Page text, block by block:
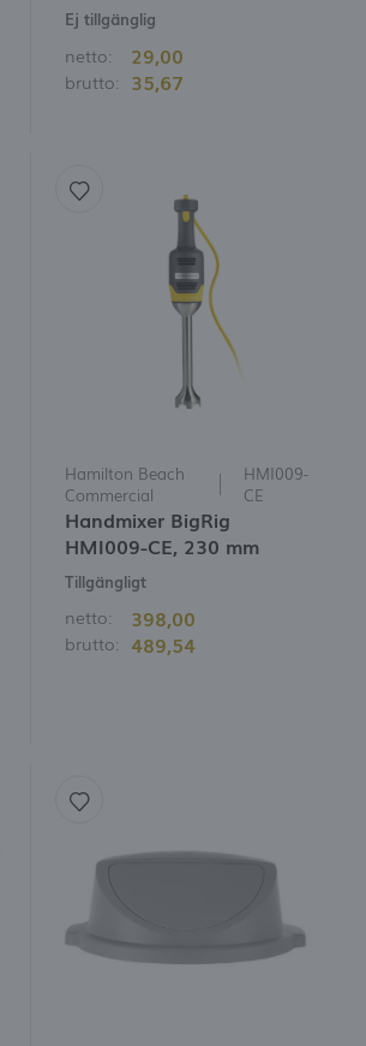
Ej tillgänglig
netto: 29,00
brutto: 35,67
Hamilton Beach
Commercial
HMI009-
CE
Handmixer BigRig
HMI009-CE, 230 mm
Tillgängligt
netto: 398,00
brutto: 489,54